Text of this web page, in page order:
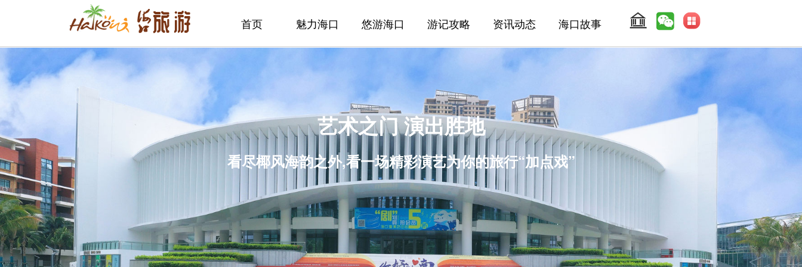
首页 魅力海口 悠游海口 游记攻略 资讯动态 海口故事
艺术之门 演出胜地
看尽椰风海韵之外,看一场精彩演艺为你的旅行“加点戏”